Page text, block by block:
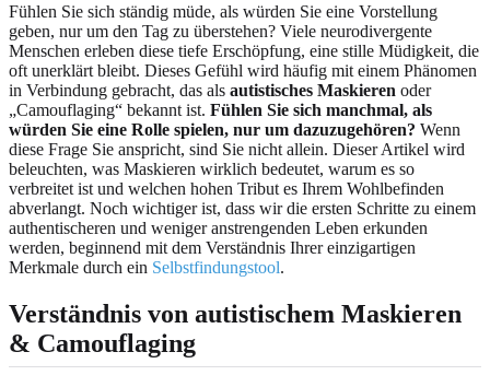
Fühlen Sie sich ständig müde, als würden Sie eine Vorstellung
geben, nur um den Tag zu überstehen? Viele neurodivergente
Menschen erleben diese tiefe Erschöpfung, eine stille Müdigkeit, die
oft unerklärt bleibt. Dieses Gefühl wird häufig mit einem Phänomen
in Verbindung gebracht, das als autistisches Maskieren oder
„Camouflaging“ bekannt ist. Fühlen Sie sich manchmal, als
würden Sie eine Rolle spielen, nur um dazuzugehören? Wenn
diese Frage Sie anspricht, sind Sie nicht allein. Dieser Artikel wird
beleuchten, was Maskieren wirklich bedeutet, warum es so
verbreitet ist und welchen hohen Tribut es Ihrem Wohlbefinden
abverlangt. Noch wichtiger ist, dass wir die ersten Schritte zu einem
authentischeren und weniger anstrengenden Leben erkunden
werden, beginnend mit dem Verständnis Ihrer einzigartigen
Merkmale durch ein Selbstfindungstool.
Verständnis von autistischem Maskieren
& Camouflaging